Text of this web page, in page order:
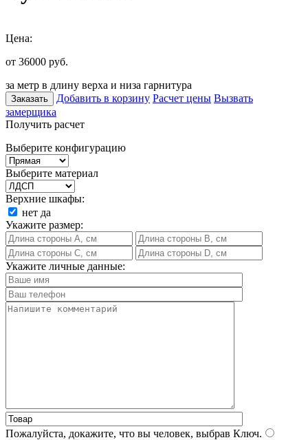
Цена:
от 36000 руб.
за метр в длину верха и низа гарнитура
Заказать Добавить в корзину Расчет цены Вызвать
замерщика
Получить расчет
Выберите конфигурацию
Выберите материал
Верхние шкафы:
нет да
Укажите размер:
Укажите личные данные:
Пожалуйста, докажите, что вы человек, выбрав Ключ.